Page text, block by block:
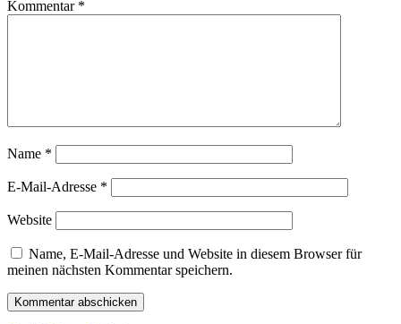
Kommentar *
Name *
E-Mail-Adresse *
Website
Name, E-Mail-Adresse und Website in diesem Browser für
meinen nächsten Kommentar speichern.